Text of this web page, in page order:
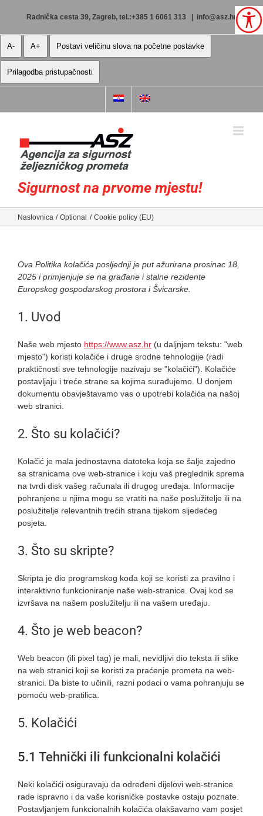
Radnička cesta 39, Zagreb, tel.:+385 1 6061 313 info@asz.hr
A- A+ Postavi veličinu slova na početne postavke
Prilagodba pristupačnosti
Sigurnost na prvome mjestu!
Naslovnica Optional Cookie policy (EU)
Ova Politika kolačića posljednji je put ažurirana prosinac 18,
2025 i primjenjuje se na građane i stalne rezidente
Europskog gospodarskog prostora i Švicarske.
1. Uvod
Naše web mjesto https://www.asz.hr (u daljnjem tekstu: "web
mjesto") koristi kolačiće i druge srodne tehnologije (radi
praktičnosti sve tehnologije nazivaju se "kolačići"). Kolačiće
postavljaju i treće strane sa kojima surađujemo. U donjem
dokumentu obavještavamo vas o upotrebi kolačića na našoj
web stranici.
2. Što su kolačići?
Kolačić je mala jednostavna datoteka koja se šalje zajedno
sa stranicama ove web-stranice i koju vaš preglednik sprema
na tvrdi disk vašeg računala ili drugog uređaja. Informacije
pohranjene u njima mogu se vratiti na naše poslužitelje ili na
poslužitelje relevantnih trećih strana tijekom sljedećeg
posjeta.
3. Što su skripte?
Skripta je dio programskog koda koji se koristi za pravilno i
interaktivno funkcioniranje naše web-stranice. Ovaj kod se
izvršava na našem poslužitelju ili na vašem uređaju.
4. Što je web beacon?
Web beacon (ili pixel tag) je mali, nevidljivi dio teksta ili slike
na web stranici koji se koristi za praćenje prometa na web-
stranici. Da biste to učinili, razni podaci o vama pohranjuju se
pomoću web-pratilica.
5. Kolačići
5.1 Tehnički ili funkcionalni kolačići
Neki kolačići osiguravaju da određeni dijelovi web-stranice
rade ispravno i da vaše korisničke postavke ostaju poznate.
Postavljanjem funkcionalnih kolačića olakšavamo vam posjet